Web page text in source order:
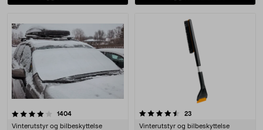
1404anmeldelser
Vinterutstyr og bilbeskyttelse
4.5 av 5 stjerner 23
Vinterutstyr og bilbeskyttelse